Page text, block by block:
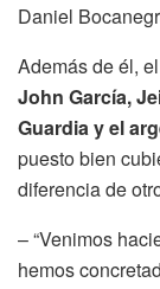
Daniel
Además de él,
John García,
Guardia y el
puesto bien
diferencia de
– “Venimos
hemos